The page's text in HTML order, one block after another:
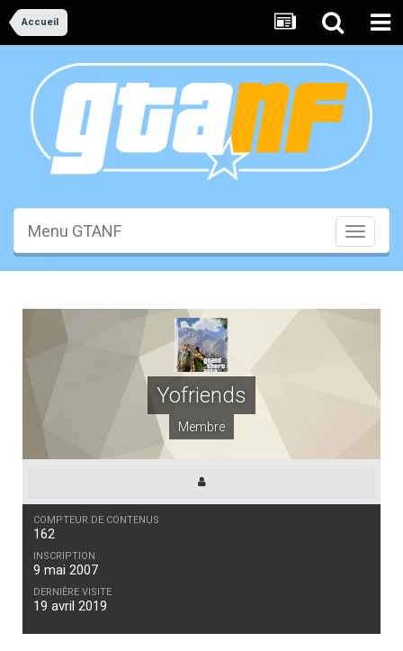
Accueil
Toggle
Menu GTANF
Yofriends
Membre
COMPTEUR DE CONTENUS
162
INSCRIPTION
9 mai 2007
DERNIÈRE VISITE
19 avril 2019